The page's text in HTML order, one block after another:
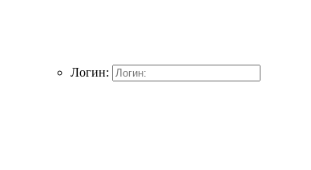
Логин: